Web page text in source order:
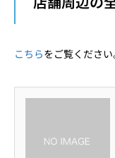
こちらをご覧ください